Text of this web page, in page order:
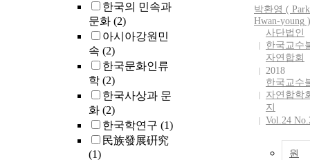
한국의 민속과
문화 (2)
아시아강원민
속 (2)
한국문화인류
학 (2)
한국사상과 문
화 (2)
한국학연구 (1)
民族發展硏究
(1)
박환영 ( Park
Hwan-young )
사단법인
한국교수
자연합회
2018
한국교수
자연합학
지
Vol.24
원